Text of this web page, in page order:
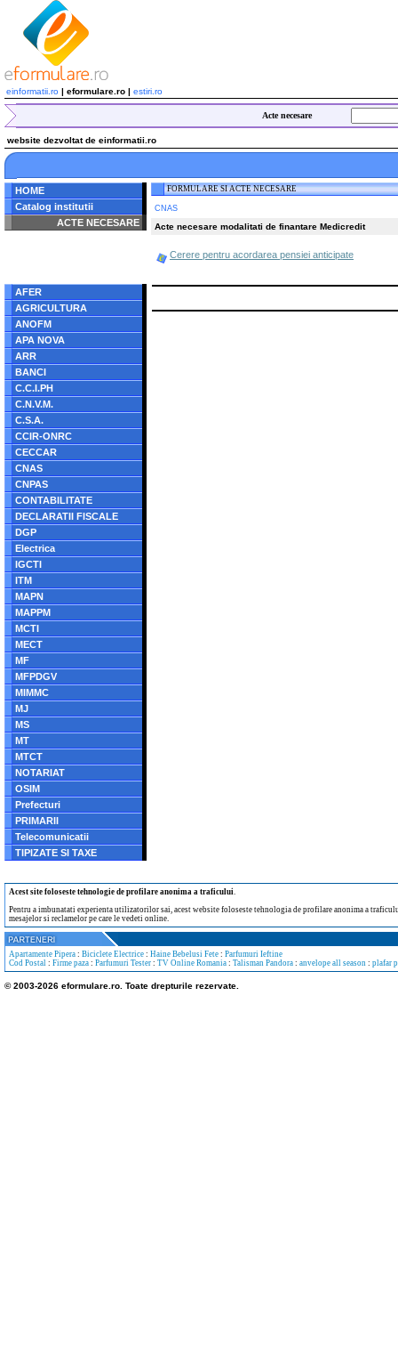
einformatii.ro | eformulare.ro | estiri.ro
Acte necesare
website dezvoltat de einformatii.ro
HOME
Catalog institutii
ACTE NECESARE
AFER
AGRICULTURA
ANOFM
APA NOVA
ARR
BANCI
C.C.I.PH
C.N.V.M.
C.S.A.
CCIR-ONRC
CECCAR
CNAS
CNPAS
CONTABILITATE
DECLARATII FISCALE
DGP
Electrica
IGCTI
ITM
MAPN
MAPPM
MCTI
MECT
MF
MFPDGV
MIMMC
MJ
MS
MT
MTCT
NOTARIAT
OSIM
Prefecturi
PRIMARII
Telecomunicatii
TIPIZATE SI TAXE
FORMULARE SI ACTE NECESARE
CNAS
Acte necesare modalitati de finantare Medicredit
Cerere pentru acordarea pensiei anticipate
Acest site foloseste tehnologie de profilare anonima a traficului.
Pentru a imbunatati experienta utilizatorilor sai, acest website foloseste tehnologia de profilare anonima a
mesajelor si reclamelor pe care le vedeti online.
Apartamente Pipera : Biciclete Electrice : Haine Bebelusi Fete : Parfumuri Ieftine
Cod Postal : Firme paza : Parfumuri Tester : TV Online Romania : Talisman Pandora : anvelope all season : plafar
© 2003-2026 eformulare.ro. Toate drepturile rezervate.